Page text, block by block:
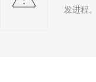
发进程。